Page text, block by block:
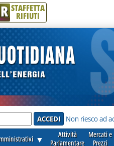
R STAFFETTA
RIFIUTI
Non riesco ad
▼
Attività
Parlamentare
Mercati e
Prezzi